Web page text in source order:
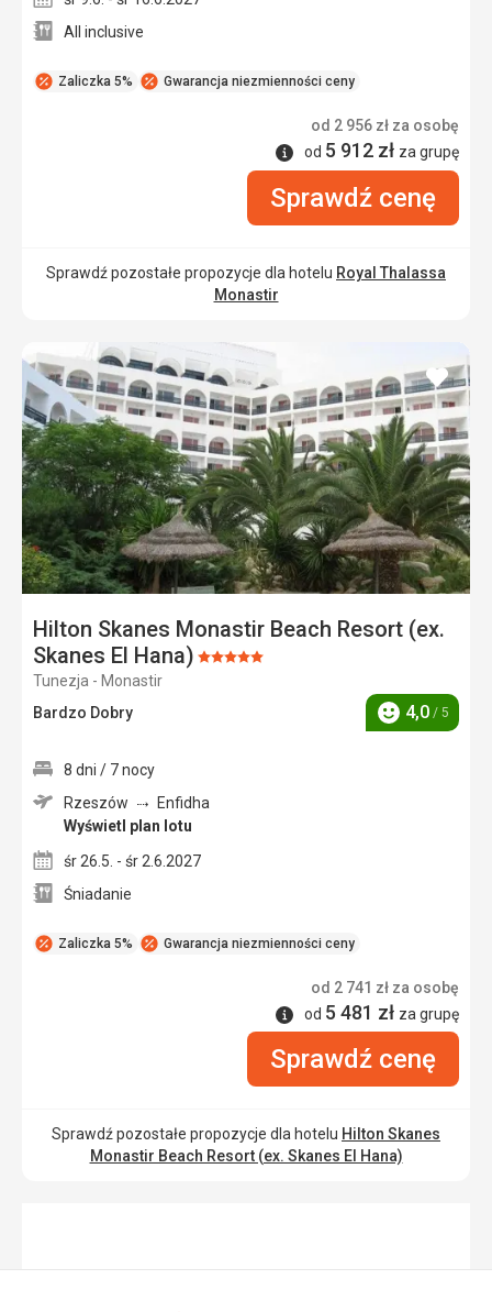
Zaliczka 5% Gwarancja niezmienności ceny
All inclusive
od 2 956 zł za osobę
Informacje
od 5 912 zł za grupę
Sprawdź cenę
Sprawdź pozostałe propozycje dla hotelu Royal Thalassa
Monastir
Hilton Skanes Monastir Beach Resort (ex.
Skanes El Hana) Ocena:
Tunezja - Monastir
Bardzo Dobry
Ocena
4,0 / 5
dodaj
do
Zaliczka 5% Gwarancja niezmienności ceny
8 dni / 7 nocy
Rzeszów
Enfidha
Wyświetl plan lotu
śr 26.5. - śr 2.6.2027
Śniadanie
od 2 741 zł za osobę
Informacje
od 5 481 zł za grupę
Sprawdź cenę
Sprawdź pozostałe propozycje dla hotelu Hilton Skanes
Monastir Beach Resort (ex. Skanes El Hana)